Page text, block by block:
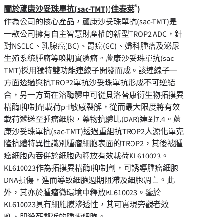
關於蘆康沙妥珠單抗(sac-TMT)(佳泰萊®)
作為公司的核心產品，蘆康沙妥珠單抗(sac-TMT)是
一款公司擁有自主智慧財產權的新型TROP2 ADC，針
對NSCLC、乳腺癌(BC)、胃癌(GC)、婦科腫瘤及泌尿
生殖系統腫瘤等晚期實體瘤。蘆康沙妥珠單抗(sac-
TMT)採用獨特雙功能連線子開發而成。該連線子一
方面透過與抗TROP2單抗沙妥珠單抗形成不可逆結
合，另一方面在溶酶體中可從貝洛替康衍生物拓撲異
構酶I抑制劑載荷pH敏感裂解，從而最大限度將有效
載荷遞送至腫瘤細胞，藥物抗體比(DAR)達到7.4。蘆
康沙妥珠單抗(sac-TMT)透過重組抗TROP2人源化單克
隆抗體特異性識別腫瘤細胞表面的TROP2，其後被腫
瘤細胞內吞併於細胞內釋放有效載荷KL610023。
KL610023作為拓撲異構酶I抑制劑，可誘導腫瘤細胞
DNA損傷，進而導致細胞週期阻滯及細胞凋亡。此
外，其亦於腫瘤微環境中釋放KL610023。鑒於
KL610023具有細胞膜滲透性，其可實現旁觀者效